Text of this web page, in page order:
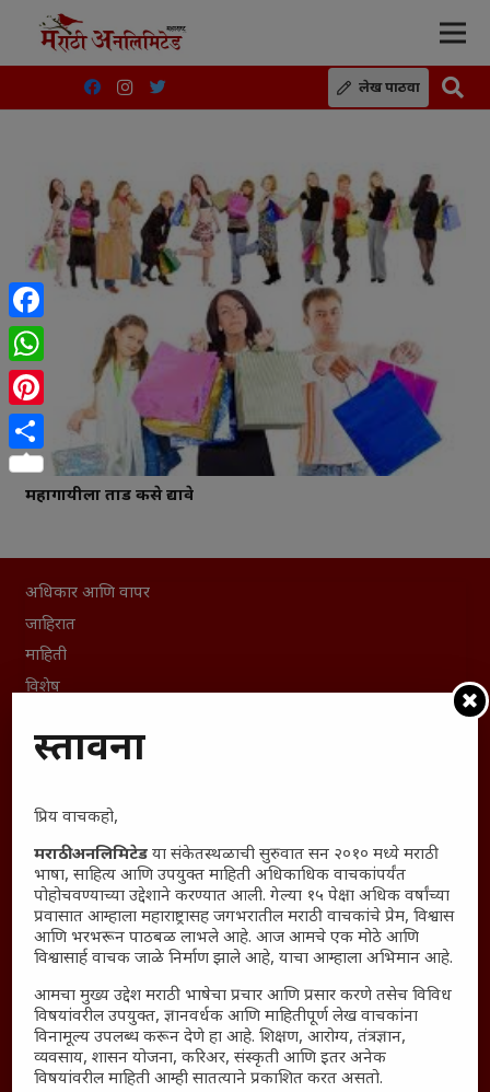
लेख पाठवा
महागायीला तोंड कसे द्यावे
अधिकार आणि वापर
जाहिरात
माहिती
विशेष
English To Marathi
Kruti Dev Unicode
Polls Archive
Shop Unlimited
Thought For The Day
सामान्य आजारांवर गावठी उपाय – घरच्या घरी मिळवा प्राथमिक
आजच्या युगातील तरुण पिढी कुठे हरवली?
महाराष्ट्रातील किल्ल्यांचे महत्त्व : स्वराज्याच्या वैभवशाली इतिहासाचे
साक्षीदार
Facebook
WhatsApp
Pinterest
Share
प्रस्तावना
प्रिय वाचकहो,
मराठी अनलिमिटेड या संकेतस्थळाची सुरुवात सन २०१० मध्ये मराठी
भाषा, साहित्य आणि उपयुक्त माहिती अधिकाधिक वाचकांपर्यंत
पोहोचवण्याच्या उद्देशाने करण्यात आली. गेल्या १५ पेक्षा अधिक वर्षांच्या
प्रवासात आम्हाला महाराष्ट्रासह जगभरातील मराठी वाचकांचे प्रेम, विश्वास
आणि भरभरून पाठबळ लाभले आहे. आज आमचे एक मोठे आणि
विश्वासार्ह वाचक जाळे निर्माण झाले आहे, याचा आम्हाला अभिमान आहे.
आमचा मुख्य उद्देश मराठी भाषेचा प्रचार आणि प्रसार करणे तसेच विविध
विषयांवरील उपयुक्त, ज्ञानवर्धक आणि माहितीपूर्ण लेख वाचकांना
विनामूल्य उपलब्ध करून देणे हा आहे. शिक्षण, आरोग्य, तंत्रज्ञान,
व्यवसाय, शासन योजना, करिअर, संस्कृती आणि इतर अनेक
विषयांवरील माहिती आम्ही सातत्याने प्रकाशित करत असतो.